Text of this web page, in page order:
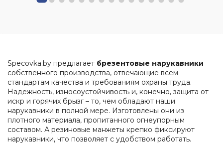
Specovka.by предлагает брезентовые нарукавники
собственного производства, отвечающие всем
стандартам качества и требованиям охраны труда.
Надежность, износоустойчивость и, конечно, защита от
искр и горячих брызг – то, чем обладают наши
нарукавники в полной мере. Изготовлены они из
плотного материала, пропитанного огнеупорным
составом. А резиновые манжеты крепко фиксируют
нарукавники, что позволяет с удобством работать.